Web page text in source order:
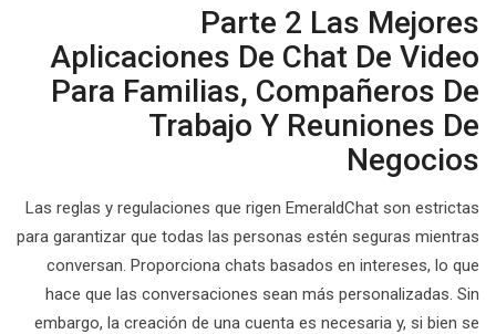
Parte 2 Las Mejores
Aplicaciones De Chat De Video
Para Familias, Compañeros De
Trabajo Y Reuniones De
Negocios
Las reglas y regulaciones que rigen EmeraldChat son estrictas
para garantizar que todas las personas estén seguras mientras
conversan. Proporciona chats basados ​​en intereses, lo que
hace que las conversaciones sean más personalizadas. Sin
embargo, la creación de una cuenta es necesaria y, si bien se